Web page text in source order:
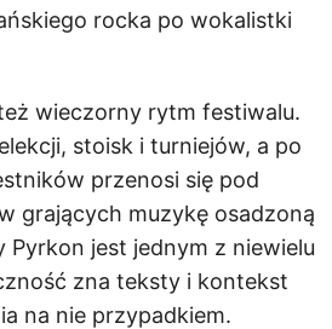
rocka po wokalistki
wieczorny rytm festiwalu.
stoisk i turniejów, a po
przenosi się pod
grających muzykę osadzoną
jest jednym z niewielu
zna teksty i kontekst
na nie przypadkiem.